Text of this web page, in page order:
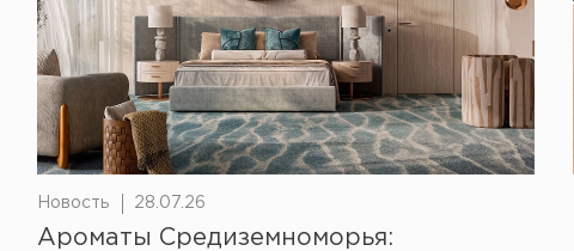
Новость 28.07.26
Ароматы Средиземноморья: